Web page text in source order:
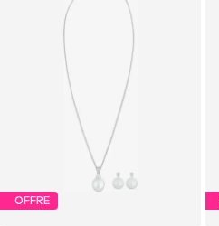
OFFRE